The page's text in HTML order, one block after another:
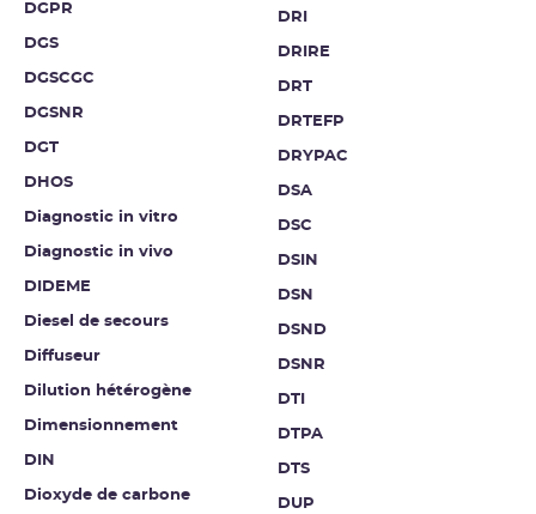
DGPR
DGS
DGSCGC
DGSNR
DGT
DHOS
Diagnostic in vitro
Diagnostic in vivo
DIDEME
Diesel de secours
Diffuseur
Dilution hétérogène
Dimensionnement
DIN
Dioxyde de carbone
DRI
DRIRE
DRT
DRTEFP
DRYPAC
DSA
DSC
DSIN
DSN
DSND
DSNR
DTI
DTPA
DTS
DUP